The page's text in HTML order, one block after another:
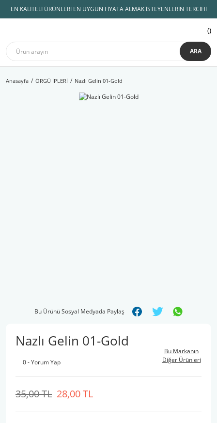
EN KALİTELİ ÜRÜNLERİ EN UYGUN FİYATA ALMAK İSTEYENLERİN TERCİHİ
ARA
Anasayfa ÖRGÜ İPLERİ Nazlı Gelin 01-Gold
Bu Ürünü Sosyal Medyada Paylaş
Nazlı Gelin 01-Gold
0 - Yorum Yap
Bu Markanın
Diğer Ürünleri
28,00 TL
35,00 TL